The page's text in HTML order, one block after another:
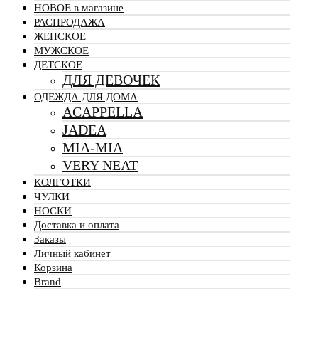
НОВОЕ в магазине
РАСПРОДАЖА
ЖЕНСКОЕ
МУЖСКОЕ
ДЕТСКОЕ
ДЛЯ ДЕВОЧЕК
ОДЕЖДА ДЛЯ ДОМА
ACAPPELLA
JADEA
MIA-MIA
VERY NEAT
КОЛГОТКИ
ЧУЛКИ
НОСКИ
Доставка и оплата
Заказы
Личный кабинет
Корзина
Brand